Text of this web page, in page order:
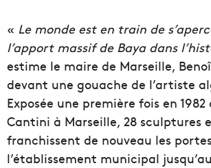
« Le monde est en train de
l’apport massif de Baya dans
estime le maire de Marseille,
devant une gouache de l’artiste
Exposée une première fois en 1982
Cantini à Marseille, 28 sculptures
franchissent de nouveau les
l’établissement municipal